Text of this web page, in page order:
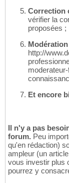
Correction
vérifier la
proposées ;
Modération
http://
Et encore
Il n'y a pas
forum. Peu
qu'en rédaction)
ampleur (un
vous investir plus
pourrez y